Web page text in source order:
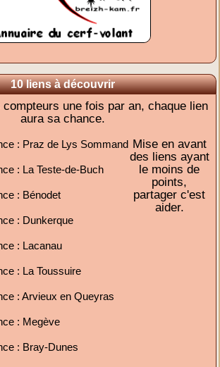
10 liens à découvrir
compteurs une fois par an, chaque lien
aura sa chance.
: Praz de Lys Sommand
: La Teste-de-Buch
: Bénodet
: Dunkerque
: Lacanau
: La Toussuire
: Arvieux en Queyras
: Megève
: Bray-Dunes
Mise en avant
des liens ayant
le moins de
points,
partager c'est
aider.